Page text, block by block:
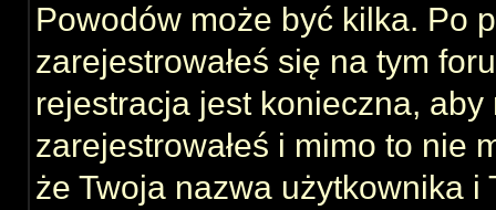
Powodów może być kilka. Po
zarejestrowałeś się na tym
rejestracja jest konieczna,
zarejestrowałeś i mimo to nie
że Twoja nazwa użytkownika i